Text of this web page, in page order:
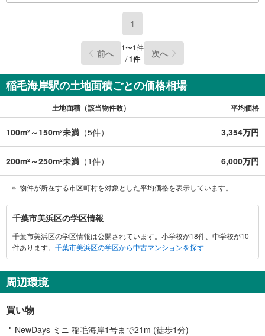
1
前へ 1〜1件
/1件 次へ
稲毛海岸駅の土地面積ごとの価格相場
土地面積（該当物件数） 平均価格
100m2 ～150m2未満 （5件） 3,354万円
200m2 ～250m2未満 （1件） 6,000万円
物件が所在する市区町村を対象とした平均価格を表示しています。
千
葉
市
美
区
に
す
る
千葉市美浜区の学区情報
千葉市美浜区の学区情報は公開されています。小学校が18件、中学校が10
件あります。 千葉市美浜区の学区から中古マンションを探す
周辺環境
買い物
NewDays ミニ 稲毛海岸1号まで21m (徒歩1分)